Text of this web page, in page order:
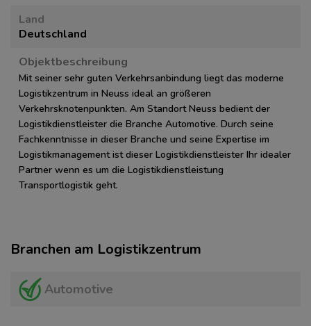
Land
Deutschland
Objektbeschreibung
Mit seiner sehr guten Verkehrsanbindung liegt das moderne
Logistikzentrum in Neuss ideal an größeren
Verkehrsknotenpunkten. Am Standort Neuss bedient der
Logistikdienstleister die Branche Automotive. Durch seine
Fachkenntnisse in dieser Branche und seine Expertise im
Logistikmanagement ist dieser Logistikdienstleister Ihr idealer
Partner wenn es um die Logistikdienstleistung
Transportlogistik geht.
Branchen am Logistikzentrum
Automotive